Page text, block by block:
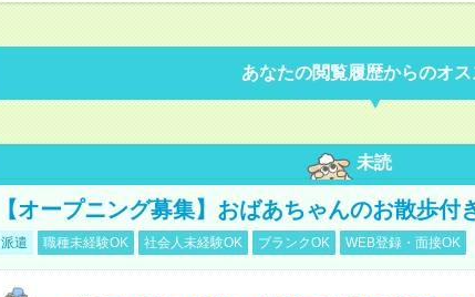
あなたの閲覧履歴からのオス
未読
【オープニング募集】おばあちゃんのお散歩付
派遣 職種未経験OK 社会人未経験OK ブランクOK WEB登録・面接OK